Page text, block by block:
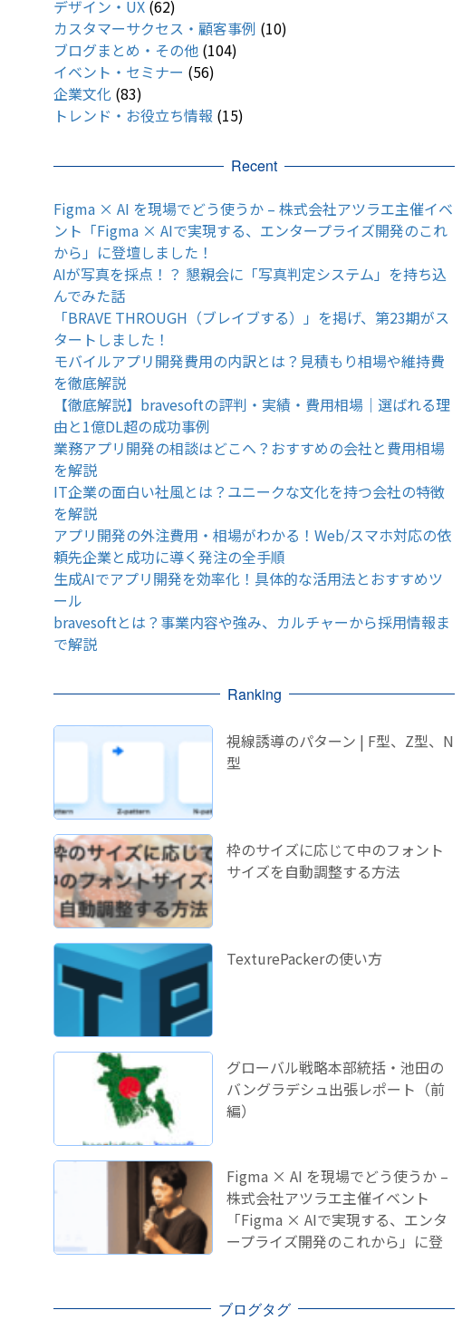
デザイン・UX (62)
カスタマーサクセス・顧客事例 (10)
ブログまとめ・その他 (104)
イベント・セミナー (56)
企業文化 (83)
トレンド・お役立ち情報 (15)
Recent
Figma × AI を現場でどう使うか – 株式会社アツラエ主催イベ
ント「Figma × AIで実現する、エンタープライズ開発のこれ
から」に登壇しました！
AIが写真を採点！？ 懇親会に「写真判定システム」を持ち込
んでみた話
「BRAVE THROUGH（ブレイブする）」を掲げ、第23期がス
タートしました！
モバイルアプリ開発費用の内訳とは？見積もり相場や維持費
を徹底解説
【徹底解説】bravesoftの評判・実績・費用相場｜選ばれる理
由と1億DL超の成功事例
業務アプリ開発の相談はどこへ？おすすめの会社と費用相場
を解説
IT企業の面白い社風とは？ユニークな文化を持つ会社の特徴
を解説
アプリ開発の外注費用・相場がわかる！Web/スマホ対応の依
頼先企業と成功に導く発注の全手順
生成AIでアプリ開発を効率化！具体的な活用法とおすすめツ
ール
bravesoftとは？事業内容や強み、カルチャーから採用情報ま
で解説
Ranking
視線誘導のパターン | F型、Z型、N
型
枠のサイズに応じて中のフォント
サイズを自動調整する方法
TexturePackerの使い方
グローバル戦略本部統括・池田の
バングラデシュ出張レポート（前
編）
Figma × AI を現場でどう使うか –
株式会社アツラエ主催イベント
「Figma × AIで実現する、エンタ
ープライズ開発のこれから」に登
ブログタグ